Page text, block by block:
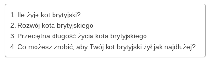
Ile żyje kot brytyjski?
Rozwój kota brytyjskiego
Przeciętna długość życia kota brytyjskiego
Co możesz zrobić, aby Twój kot brytyjski żył jak najdłużej?